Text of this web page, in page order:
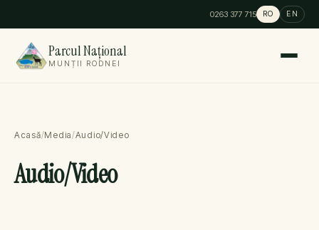
0263 377 715 RO EN
Parcul Național
MUNȚII RODNEI
Acasă/Media/Audio/Video
Audio/Video